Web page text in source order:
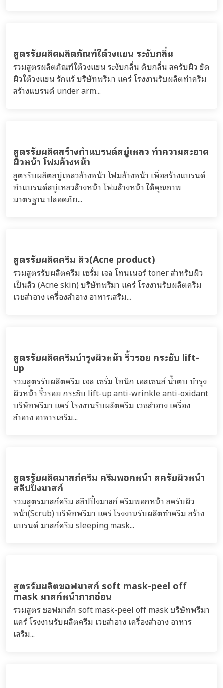
สูตรรับผลิตผลิตภัณฑ์ใต้วงแขน ระงับกลิ่น
รวมสูตรผลิตภัณฑ์ใต้วงแขน ระงับกลิ่น ดับกลิ่น สครับผิว ขัด
ผิวใต้วงแขน รักแร้ บริษัทพรีมา แคร์ โรงงานรับผลิตทำครีม
สร้างแบรนด์ under arm...
สูตรรับผลิตสร้างทำแบรนด์สบู่เหลว ทำความสะอาด
ผิวหน้า โฟมล้างหน้า
สูตรรับผลิตสบู่เหลวล้างหน้า โฟมล้างหน้า เพื่อสร้างแบรนด์
ทำแบรนด์สบู่เหลวล้างหน้า โฟมล้างหน้า ได้คุณภาพ
มาตรฐาน ปลอดภัย...
สูตรรับผลิตครีม สิว(Acne product)
รวมสูตรรับผลิตครีม เซรั่ม เจล โทนเนอร์ toner สำหรับผิว
เป็นสิว (Acne skin) บริษัทพรีมา แคร์ โรงงานรับผลิตครีม
เวชสำอาง เครื่องสำอาง อาหารเสริม...
สูตรรับผลิตครีมบำรุงผิวหน้า ริ้วรอย กระชับ lift-
up
รวมสูตรรับผลิตครีม เจล เซรั่ม โทนิก เอสเซนส์ น้ำตบ บำรุง
ผิวหน้า ริ้วรอย กระชับ lift-up anti-wrinkle anti-oxidant
บริษัทพรีมา แคร์ โรงงานรับผลิตครีม เวชสำอาง เครื่อง
สำอาง อาหารเสริม...
สูตรรับผลิตมาสก์ครีม ครีมพอกหน้า สครับผิวหน้า
สลีปปิ้งมาสก์
รวมสูตรมาสก์ครีม สลีปปิ้งมาสก์ ครีมพอกหน้า สครับผิว
หน้า(Scrub) บริษัทพรีมา แคร์ โรงงานรับผลิตทำครีม สร้าง
แบรนด์ มาสก์ครีม sleeping mask...
สูตรรับผลิตซอฟมาสก์ soft mask-peel off
mask มาสก์หน้ากากอ่อน
รวมสูตร ซอฟมาส์ก soft mask-peel off mask บริษัทพรีมา
แคร์ โรงงานรับผลิตครีม เวชสำอาง เครื่องสำอาง อาหาร
เสริม...